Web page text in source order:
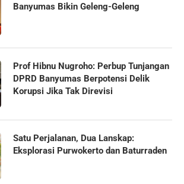
Banyumas Bikin Geleng-Geleng
Prof Hibnu Nugroho: Perbup Tunjangan
DPRD Banyumas Berpotensi Delik
Korupsi Jika Tak Direvisi
Satu Perjalanan, Dua Lanskap:
Eksplorasi Purwokerto dan Baturraden